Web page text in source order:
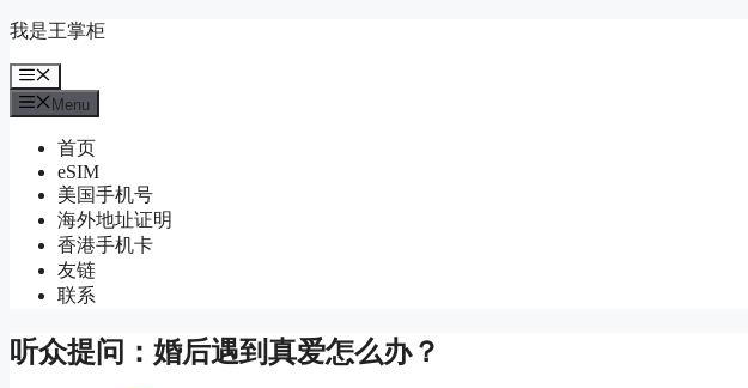
Skip
content
我是王掌柜
Menu
Menu
首页
eSIM
美国手机号
海外地址证明
香港手机卡
友链
联系
听众提问：婚后遇到真爱怎么办？